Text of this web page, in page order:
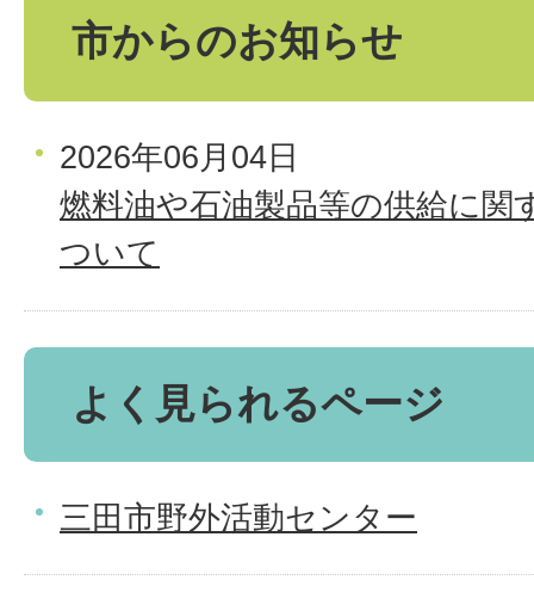
市からのお知らせ
2026年06月04日
燃料油や石油製品等の供給に関
ついて
よく見られるページ
三田市野外活動センター